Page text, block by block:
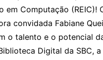
em Computação
convidada Fabiane
o talento e o potencial
Digital da SBC,